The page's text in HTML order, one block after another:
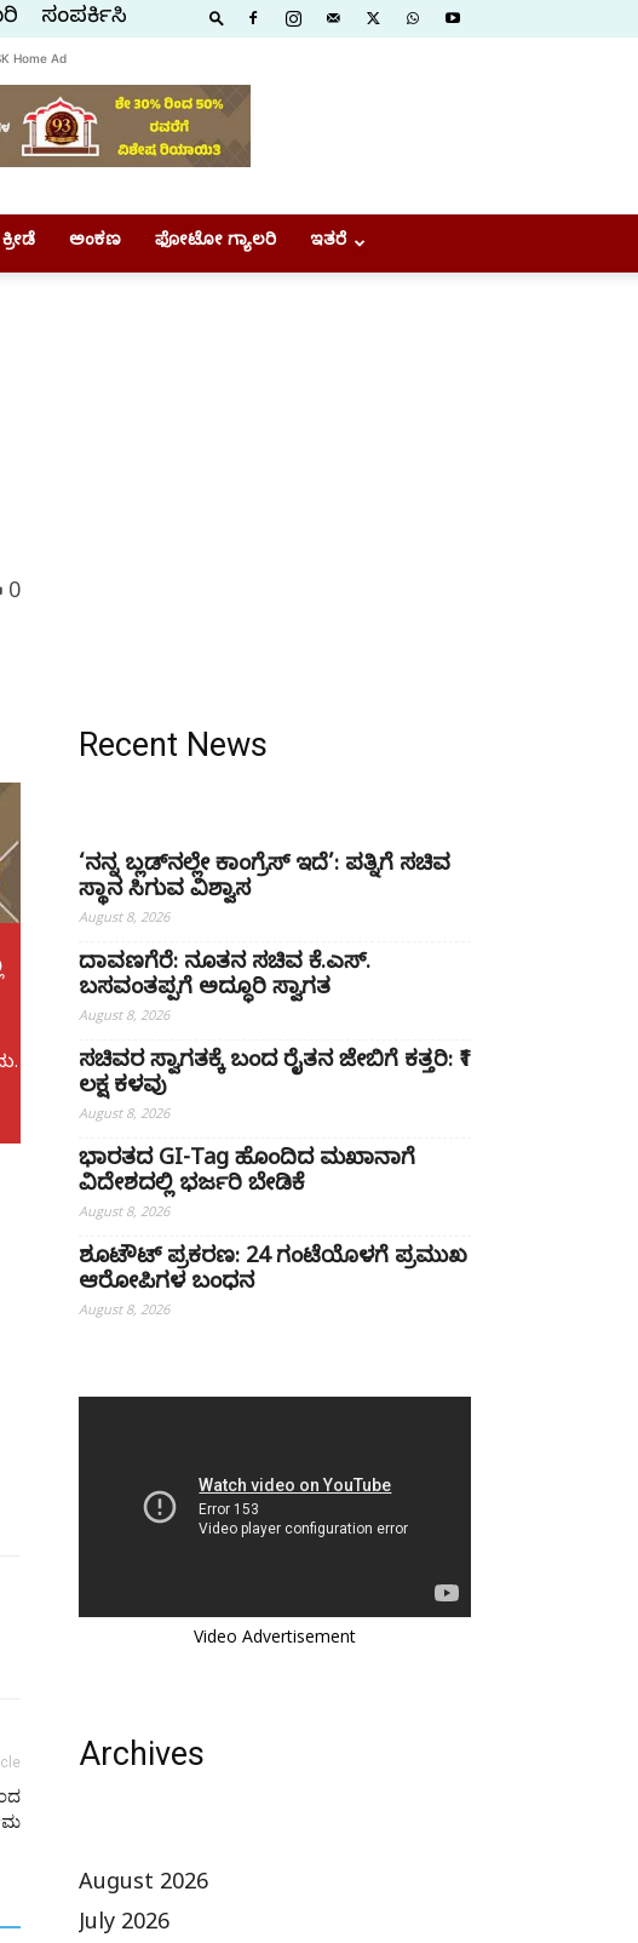
ಸಂಪರ್ಕಿಸಿ
Home Ad
ಕ್ರೀಡೆ ಅಂಕಣ ಫೋಟೋ ಗ್ಯಾಲರಿ ಇತರೆ
0
Recent News
‘ನನ್ನ ಬ್ಲಡ್‌ನಲ್ಲೇ ಕಾಂಗ್ರೆಸ್ ಇದೆ’: ಪತ್ನಿಗೆ ಸಚಿವ
ಸ್ಥಾನ ಸಿಗುವ ವಿಶ್ವಾಸ
August 8, 2026
ದಾವಣಗೆರೆ: ನೂತನ ಸಚಿವ ಕೆ.ಎಸ್.
ಬಸವಂತಪ್ಪಗೆ ಅದ್ಧೂರಿ ಸ್ವಾಗತ
August 8, 2026
ಸಚಿವರ ಸ್ವಾಗತಕ್ಕೆ ಬಂದ ರೈತನ ಜೇಬಿಗೆ ಕತ್ತರಿ: ₹1
ಲಕ್ಷ ಕಳವು
August 8, 2026
ಭಾರತದ GI-Tag ಹೊಂದಿದ ಮಖಾನಾಗೆ
ವಿದೇಶದಲ್ಲಿ ಭರ್ಜರಿ ಬೇಡಿಕೆ
August 8, 2026
ಶೂಟೌಟ್ ಪ್ರಕರಣ: 24 ಗಂಟೆಯೊಳಗೆ ಪ್ರಮುಖ
ಆರೋಪಿಗಳ ಬಂಧನ
August 8, 2026
Video Advertisement
Archives
August 2026
July 2026